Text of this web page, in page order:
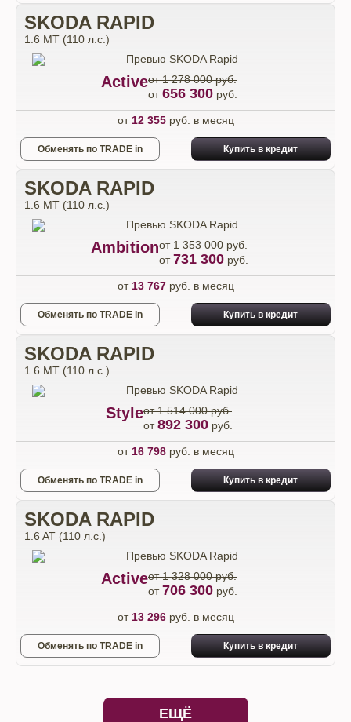
SKODA RAPID
1.6 MT (110 л.с.)
Activeот 1 278 000 руб.
от656 300 руб.
от 12 355руб. в месяц
Обменять по TRADE in Купить в кредит
SKODA RAPID
1.6 MT (110 л.с.)
Ambitionот 1 353 000 руб.
от731 300руб.
от 13 767руб. в месяц
Обменять по TRADE in Купить в кредит
SKODA RAPID
1.6 MT (110 л.с.)
Styleот 1 514 000 руб.
от892 300 руб.
от 16 798руб. в месяц
Обменять по TRADE in Купить в кредит
SKODA RAPID
1.6 AT (110 л.с.)
Activeот 1 328 000 руб.
от706 300 руб.
от 13 296руб. в месяц
Обменять по TRADE in Купить в кредит
ЕЩЁ